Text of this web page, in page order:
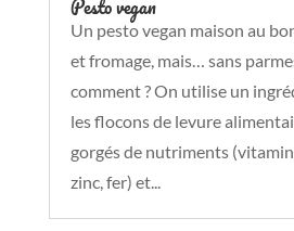
Pesto vegan
Un pesto vegan maison au
et fromage, mais… sans
comment ? On utilise un
les flocons de levure
gorgés de nutriments
zinc, fer) et...